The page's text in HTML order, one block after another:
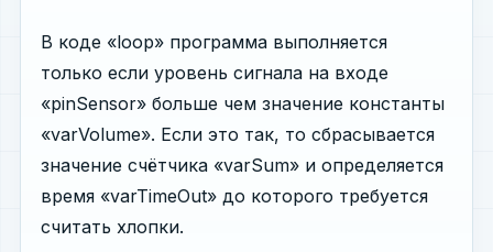
В коде «loop» программа выполняется
только если уровень сигнала на входе
«pinSensor» больше чем значение константы
«varVolume». Если это так, то сбрасывается
значение счётчика «varSum» и определяется
время «varTimeOut» до которого требуется
считать хлопки.